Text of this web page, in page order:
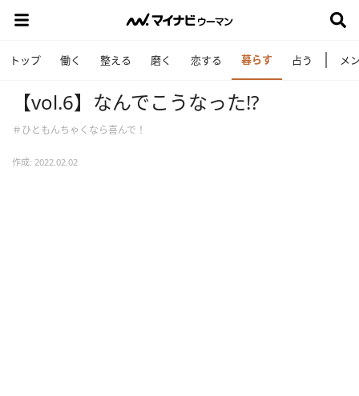
トップ 働く 整える 磨く 恋する 暮らす 占う メ
【vol.6】なんでこうなった!?
＃ひともんちゃくなら喜んで！
作成: 2022.02.02